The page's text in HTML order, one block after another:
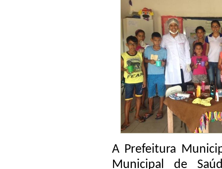
A Prefeitura
Municipal de